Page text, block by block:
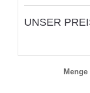
UNSER
Menge